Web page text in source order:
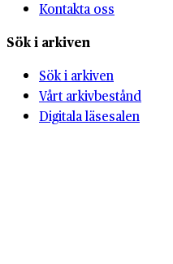
Kontakta oss
Sök i arkiven
Sök i arkiven
Vårt arkivbestånd
Digitala läsesalen